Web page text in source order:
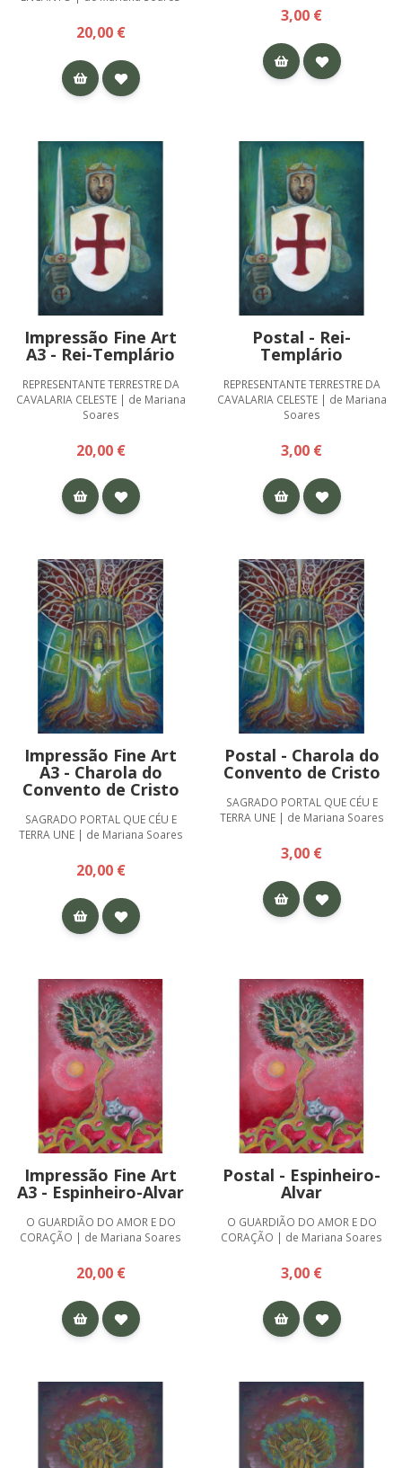
20,00 €
3,00 €
Impressão Fine Art
A3 - Rei-Templário
REPRESENTANTE TERRESTRE DA
CAVALARIA CELESTE | de Mariana
Soares
20,00 €
Postal - Rei-
Templário
REPRESENTANTE TERRESTRE DA
CAVALARIA CELESTE | de Mariana
Soares
3,00 €
Impressão Fine Art
A3 - Charola do
Convento de Cristo
SAGRADO PORTAL QUE CÉU E
TERRA UNE | de Mariana Soares
20,00 €
Postal - Charola do
Convento de Cristo
SAGRADO PORTAL QUE CÉU E
TERRA UNE | de Mariana Soares
3,00 €
Impressão Fine Art
A3 - Espinheiro-Alvar
O GUARDIÃO DO AMOR E DO
CORAÇÃO | de Mariana Soares
20,00 €
Postal - Espinheiro-
Alvar
O GUARDIÃO DO AMOR E DO
CORAÇÃO | de Mariana Soares
3,00 €